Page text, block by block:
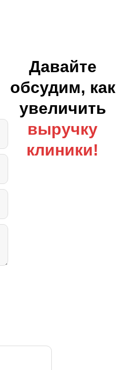
Давайте
обсудим, как
увеличить
выручку
клиники!